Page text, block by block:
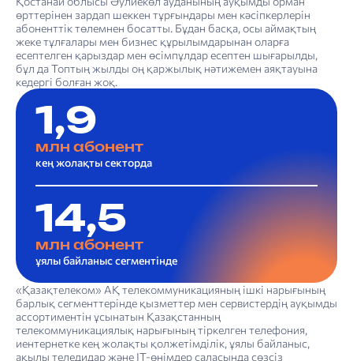
өрттерінен зардап шеккен тұрғындары мен кәсіпкерлерін
абоненттік төлемнен босатты. Бұдан басқа, осы аймақтың
жеке тұлғалары мен бизнес құрылымдарынан оларға
есептелген қарыздар мен өсімпұлдар есептен шығарылды,
бұл да Топтың жылды оң қаржылық нәтижемен аяқтауына
кедергі болған жоқ.
1,9
млн абонент
кең жолақты секторда
14,5
млн абонент
ұялы байланыс сегментінде
«Қазақтелеком» АҚ телекоммуникацияның ішкі нарығының
барлық сегменттерінде қызметтер мен сервистердің ауқымды
ассортиментін ұсынатын Қазақстанның
телекоммуникациялық нарығының тіркелген телефония,
иентернетке кең жолақты қолжетімділік, ұялы байланыс,
ақылы теледидар және IT-өнімдер саласында сөзсіз